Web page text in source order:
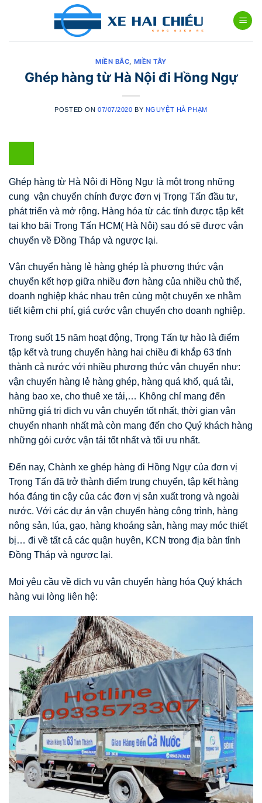
MIỀN BẮC, MIỀN TÂY
Ghép hàng từ Hà Nội đi Hồng Ngự
POSTED ON 07/07/2020 BY NGUYỆT HÀ PHẠM
Ghép hàng từ Hà Nội đi Hồng Ngự là một trong những
cung vận chuyển chính được đơn vị Trọng Tấn đầu tư,
phát triển và mở rộng. Hàng hóa từ các tỉnh được tập kết
tại kho bãi Trọng Tấn HCM( Hà Nội) sau đó sẽ được vận
chuyển về Đồng Tháp và ngược lại.
Vận chuyển hàng lẻ hàng ghép là phương thức vận
chuyển kết hợp giữa nhiều đơn hàng của nhiều chủ thể,
doanh nghiệp khác nhau trên cùng một chuyến xe nhằm
tiết kiệm chi phí, giá cước vận chuyển cho doanh nghiệp.
Trong suốt 15 năm hoạt động, Trọng Tấn tự hào là điểm
tập kết và trung chuyển hàng hai chiều đi khắp 63 tỉnh
thành cả nước với nhiều phương thức vận chuyển như:
vận chuyển hàng lẻ hàng ghép, hàng quá khổ, quá tải,
hàng bao xe, cho thuê xe tải,… Không chỉ mang đến
những giá trị dịch vụ vận chuyển tốt nhất, thời gian vận
chuyển nhanh nhất mà còn mang đến cho Quý khách hàng
những gói cước vận tải tốt nhất và tối ưu nhất.
Đến nay, Chành xe ghép hàng đi Hồng Ngự của đơn vị
Trọng Tấn đã trở thành điểm trung chuyển, tập kết hàng
hóa đáng tin cậy của các đơn vị sản xuất trong và ngoài
nước. Với các dự án vận chuyển hàng công trình, hàng
nông sản, lúa, gạo, hàng khoáng sản, hàng may móc thiết
bị… đi về tất cả các quận huyên, KCN trong địa bàn tỉnh
Đồng Tháp và ngược lại.
Mọi yêu cầu về dịch vụ vận chuyển hàng hóa Quý khách
hàng vui lòng liên hệ: